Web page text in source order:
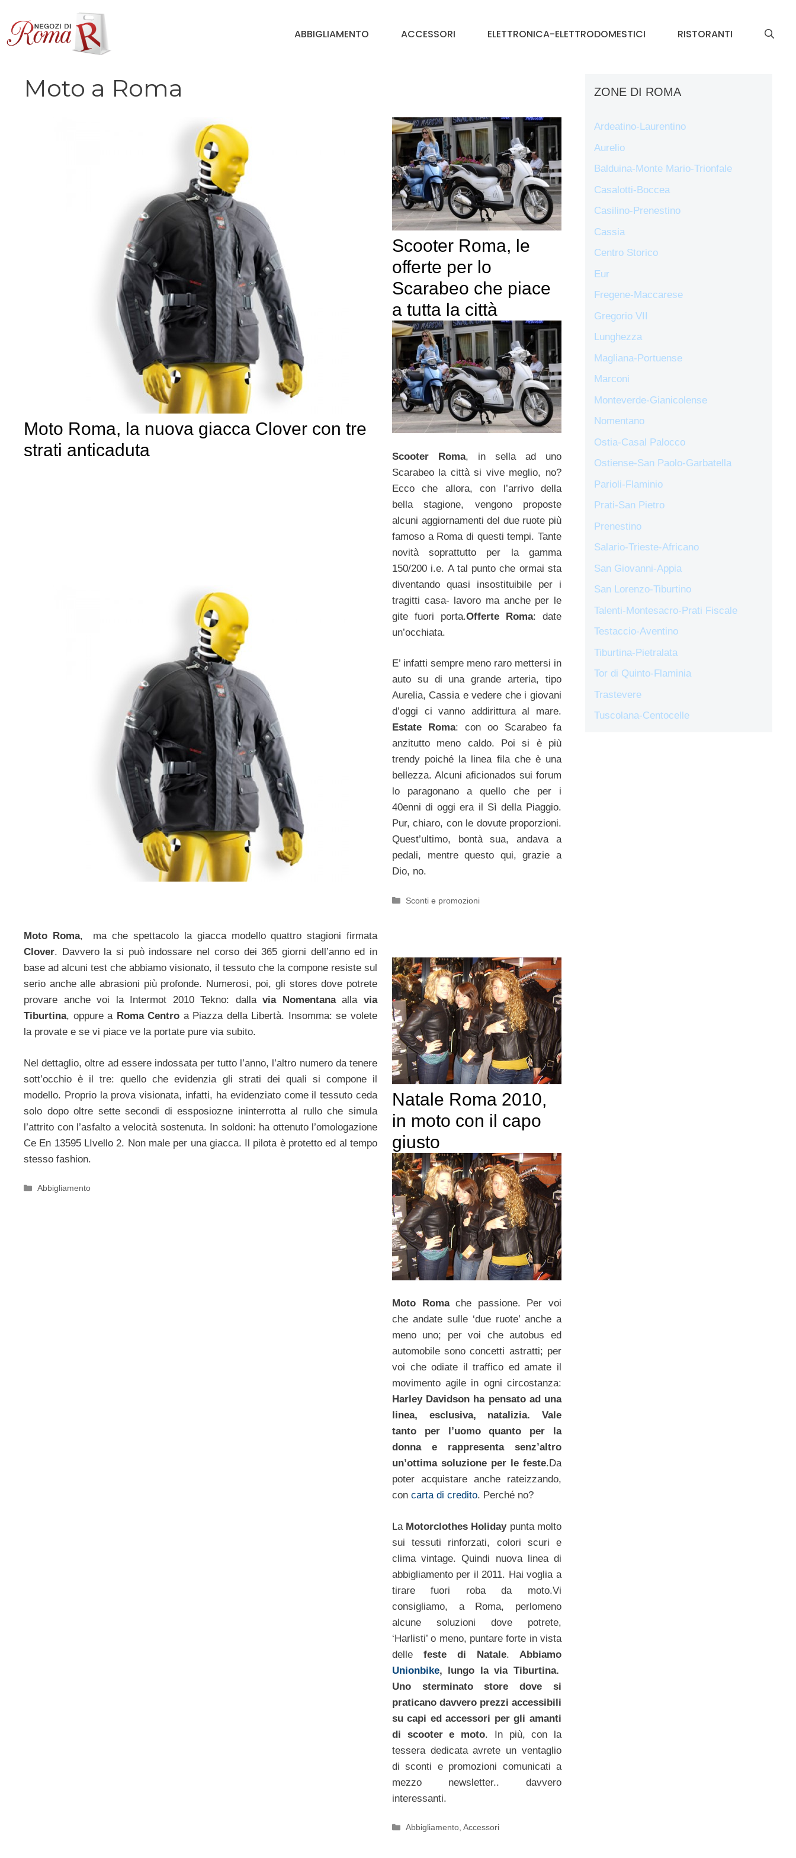
contenuto
ABBIGLIAMENTO ACCESSORI ELETTRONICA-ELETTRODOMESTICI RISTORANTI
Moto a Roma
Moto Roma, la nuova giacca Clover con tre
strati anticaduta
Moto Roma, ma che spettacolo la giacca modello quattro stagioni firmata
Clover. Davvero la si può indossare nel corso dei 365 giorni dell’anno ed in
base ad alcuni test che abbiamo visionato, il tessuto che la compone resiste sul
serio anche alle abrasioni più profonde. Numerosi, poi, gli stores dove potrete
provare anche voi la Intermot 2010 Tekno: dallavia Nomentanaallavia
Tiburtina, oppure a Roma Centro a Piazza della Libertà. Insomma: se volete
la provate e se vi piace ve la portate pure via subito.
Nel dettaglio, oltre ad essere indossata per tutto l’anno, l’altro numero da tenere
sott’occhio è il tre: quello che evidenzia gli strati dei quali si compone il
modello. Proprio la prova visionata, infatti, ha evidenziato come il tessuto ceda
solo dopo oltre sette secondi di essposiozne ininterrotta al rullo che simula
l’attrito con l’asfalto a velocità sostenuta. In soldoni: ha ottenuto l’omologazione
Ce En 13595 LIvello 2. Non male per una giacca. Il pilota è protetto ed al tempo
stesso fashion.
Categorie
Abbigliamento
Scooter Roma, le
offerte per lo
Scarabeo che piace
a tutta la città
Scooter Roma, in sella ad uno
Scarabeo la città si vive meglio, no?
Ecco che allora, con l’arrivo della
bella stagione, vengono proposte
alcuni aggiornamenti del due ruote più
famoso a Roma di questi tempi. Tante
novità soprattutto per la gamma
150/200 i.e. A tal punto che ormai sta
diventando quasi insostituibile per i
tragitti casa- lavoro ma anche per le
gite fuori porta.Offerte Roma: date
un’occhiata.
E’ infatti sempre meno raro mettersi in
auto su di una grande arteria, tipo
Aurelia, Cassia e vedere che i giovani
d’oggi ci vanno addirittura al mare.
Estate Roma: con oo Scarabeo fa
anzitutto meno caldo. Poi si è più
trendy poiché la linea fila che è una
bellezza. Alcuni aficionados sui forum
lo paragonano a quello che per i
40enni di oggi era il Sì della Piaggio.
Pur, chiaro, con le dovute proporzioni.
Quest’ultimo, bontà sua, andava a
pedali, mentre questo qui, grazie a
Dio, no.
Categorie
Sconti e promozioni
Natale Roma 2010,
in moto con il capo
giusto
Moto Romache passione. Per voi
che andate sulle ‘due ruote’ anche a
meno uno; per voi che autobus ed
automobile sono concetti astratti; per
voi che odiate il traffico ed amate il
movimento agile in ogni circostanza:
Harley Davidson ha pensato ad una
linea, esclusiva, natalizia. Vale
tanto per l’uomo quanto per la
donna e rappresenta senz’altro
un’ottima soluzione per le feste.Da
poter acquistare anche rateizzando,
con carta di credito. Perché no?
La Motorclothes Holidaypunta molto
sui tessuti rinforzati, colori scuri e
clima vintage. Quindi nuova linea di
abbigliamento per il 2011. Hai voglia a
tirare fuori roba da moto.Vi
consigliamo, a Roma, perlomeno
alcune soluzioni dove potrete,
‘Harlisti’ o meno, puntare forte in vista
delle feste di Natale. Abbiamo
Unionbike, lungo la via Tiburtina.
Uno sterminato store dove si
praticano davvero prezzi accessibili
su capi ed accessori per gli amanti
di scooter e moto. In più, con la
tessera dedicata avrete un ventaglio
di sconti e promozioni comunicati a
mezzo newsletter.. davvero
interessanti.
Categorie
Abbigliamento,Accessori
ZONE DI ROMA
Ardeatino-Laurentino
Aurelio
Balduina-Monte Mario-Trionfale
Casalotti-Boccea
Casilino-Prenestino
Cassia
Centro Storico
Eur
Fregene-Maccarese
Gregorio VII
Lunghezza
Magliana-Portuense
Marconi
Monteverde-Gianicolense
Nomentano
Ostia-Casal Palocco
Ostiense-San Paolo-Garbatella
Parioli-Flaminio
Prati-San Pietro
Prenestino
Salario-Trieste-Africano
San Giovanni-Appia
San Lorenzo-Tiburtino
Talenti-Montesacro-Prati Fiscale
Testaccio-Aventino
Tiburtina-Pietralata
Tor di Quinto-Flaminia
Trastevere
Tuscolana-Centocelle